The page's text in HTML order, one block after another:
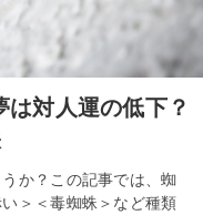
は対人運の低下？
か？この記事では、蜘
＞＜毒蜘蛛＞など種類